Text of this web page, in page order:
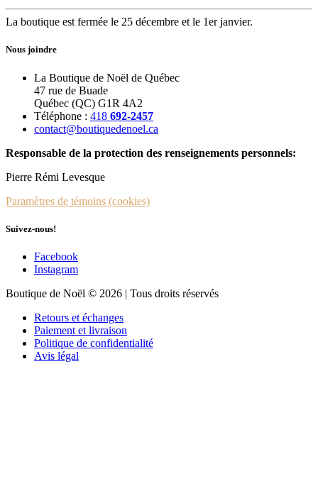
La boutique est fermée le 25 décembre et le 1er janvier.
Nous joindre
La Boutique de Noël de Québec
47 rue de Buade
Québec (QC) G1R 4A2
Téléphone : 418 692-2457
contact@boutiquedenoel.ca
Responsable de la protection des renseignements personnels:
Pierre Rémi Levesque
Paramètres de témoins (cookies)
Suivez-nous!
Facebook
Instagram
Boutique de Noël © 2026 | Tous droits réservés
Retours et échanges
Paiement et livraison
Politique de confidentialité
Avis légal